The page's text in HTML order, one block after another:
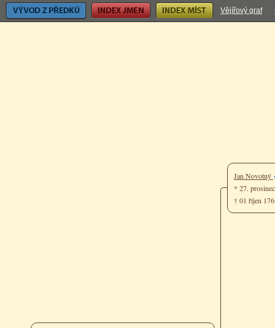
Vývod z předků Index jmen Index míst Vějířový graf
Jan Novotný
* 27.
† 01 říjen